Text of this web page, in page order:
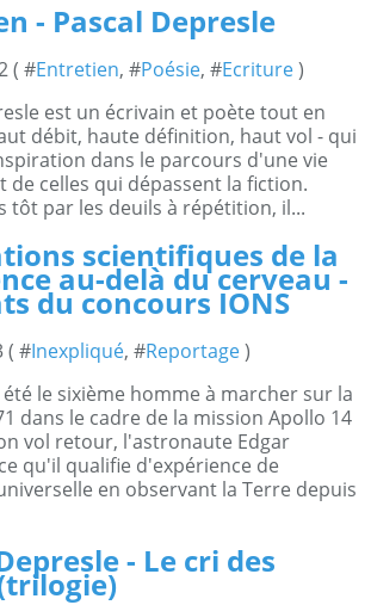
- Pascal Depresle
( #Entretien, #Poésie, #Ecriture)
est un écrivain et poète tout en
débit, haute définition, haut vol - qui
dans le parcours d'une vie
de celles qui dépassent la fiction.
tôt par les deuils à répétition, il...
scientifiques de la
au-delà du cerveau -
du concours IONS
( #Inexpliqué, #Reportage)
le sixième homme à marcher sur la
dans le cadre de la mission Apollo 14
vol retour, l'astronaute Edgar
qu'il qualifie d'expérience de
en observant la Terre depuis
- Le cri des